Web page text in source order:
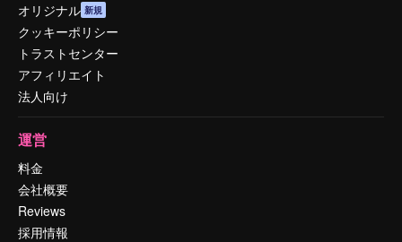
オリジナル 新規
クッキーポリシー
トラストセンター
アフィリエイト
法人向け
運営
料金
会社概要
Reviews
採用情報